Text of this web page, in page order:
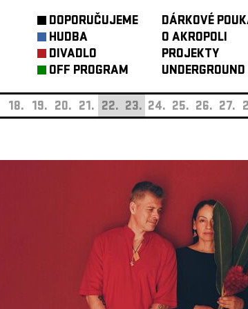
DOPORUČUJEME
HUDBA
DIVADLO
OFF PROGRAM
DÁRKOVÉ
O AKROPOLI
PROJEKTY
UNDERGROUND
18. 19. 20. 21. 22. 23. 24. 25. 26. 27.